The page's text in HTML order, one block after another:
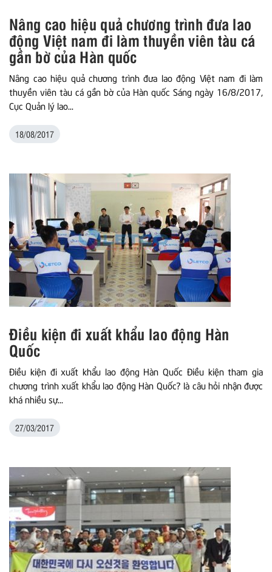
Nâng cao hiệu quả chương trình đưa lao
động Việt nam đi làm thuyền viên tàu cá
gần bờ của Hàn quốc
Nâng cao hiệu quả chương trình đưa lao động Việt nam đi làm
thuyền viên tàu cá gần bờ của Hàn quốc Sáng ngày 16/8/2017,
Cục Quản lý lao...
18/08/2017
Điều kiện đi xuất khẩu lao động Hàn
Quốc
Điều kiện đi xuất khẩu lao động Hàn Quốc Điều kiện tham gia
chương trình xuất khẩu lao động Hàn Quốc? là câu hỏi nhận được
khá nhiều sự...
27/03/2017